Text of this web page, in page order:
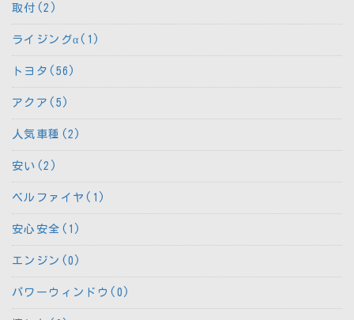
取付(2)
ライジングα(1)
トヨタ(56)
アクア(5)
人気車種(2)
安い(2)
ベルファイヤ(1)
安心安全(1)
エンジン(0)
パワーウィンドウ(0)